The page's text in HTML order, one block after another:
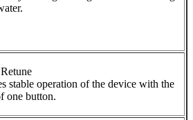
stable operation of the device with the
one button.